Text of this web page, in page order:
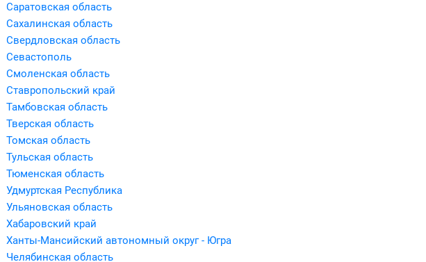
Саратовская область
Сахалинская область
Свердловская область
Севастополь
Смоленская область
Ставропольский край
Тамбовская область
Тверская область
Томская область
Тульская область
Тюменская область
Удмуртская Республика
Ульяновская область
Хабаровский край
Ханты-Мансийский автономный округ - Югра
Челябинская область